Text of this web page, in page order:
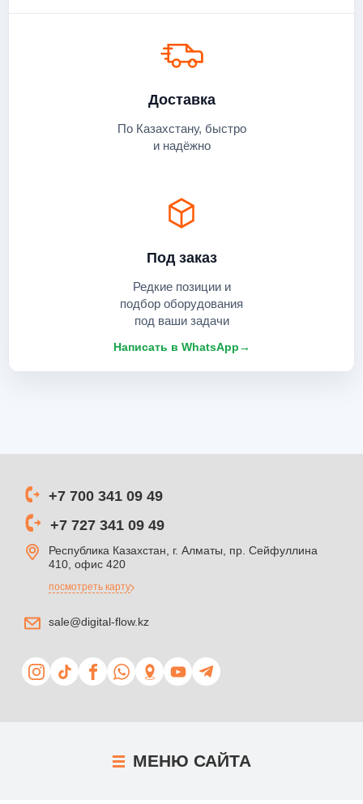
Под заказ
Редкие позиции и
подбор оборудования
под ваши задачи
Написать в WhatsApp→
Доставка
По Казахстану, быстро
и надёжно
+7 700 341 09 49
+7 727 341 09 49
Республика Казахстан, г. Алматы, пр. Сейфуллина
410, офис 420
посмотреть карту
sale@digital-flow.kz
МЕНЮ САЙТА